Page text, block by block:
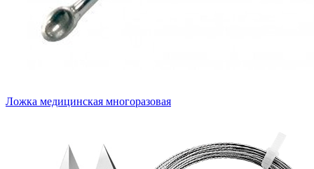
Ложка медицинская многоразовая